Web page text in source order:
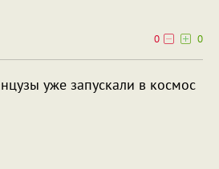
0
0
уже запускали в космос